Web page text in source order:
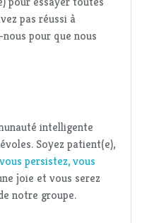
pas réussi à
pour que nous
intelligente
Soyez patient(e),
persistez, vous
joie et vous serez
notre groupe.